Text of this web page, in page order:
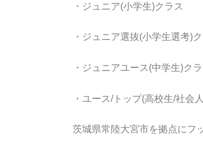
・ジュニア(小学生)クラス
・ジュニア選抜(小学生選考)
・ジュニアユース(中学生)クラ
・ユース/トップ(高校生/社会
茨城県常陸大宮市を拠点にフ